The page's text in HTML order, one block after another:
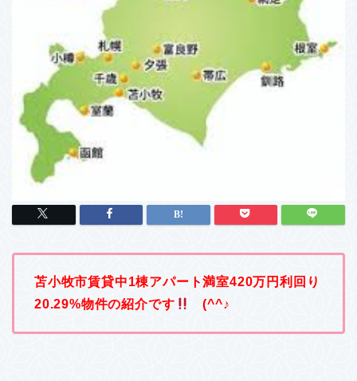
苫小牧市賃貸中1棟アパート満室420万円利回り
20.29%物件の紹介です
(^^♪